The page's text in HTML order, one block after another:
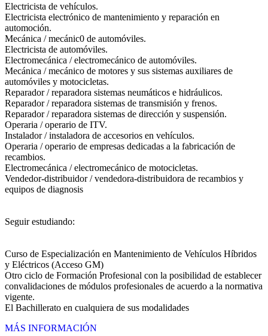
Electricista de vehículos.
Electricista electrónico de mantenimiento y reparación en
automoción.
Mecánica / mecánic0 de automóviles.
Electricista de automóviles.
Electromecánica / electromecánico de automóviles.
Mecánica / mecánico de motores y sus sistemas auxiliares de
automóviles y motocicletas.
Reparador / reparadora sistemas neumáticos e hidráulicos.
Reparador / reparadora sistemas de transmisión y frenos.
Reparador / reparadora sistemas de dirección y suspensión.
Operaria / operario de ITV.
Instalador / instaladora de accesorios en vehículos.
Operaria / operario de empresas dedicadas a la fabricación de
recambios.
Electromecánica / electromecánico de motocicletas.
Vendedor-distribuidor / vendedora-distribuidora de recambios y
equipos de diagnosis
Seguir estudiando:
Curso de Especialización en Mantenimiento de Vehículos Híbridos
y Eléctricos (Acceso GM)
Otro ciclo de Formación Profesional con la posibilidad de establecer
convalidaciones de módulos profesionales de acuerdo a la normativa
vigente.
El Bachillerato en cualquiera de sus modalidades
MÁS INFORMACIÓN